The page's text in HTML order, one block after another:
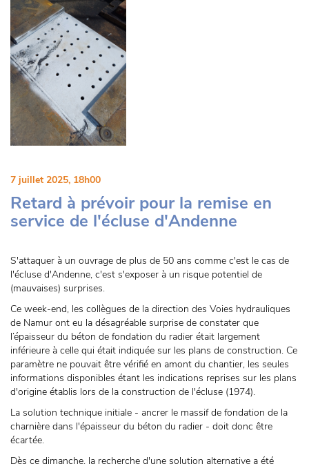
7 juillet 2025, 18h00
Retard à prévoir pour la remise en
service de l'écluse d'Andenne
S'attaquer à un ouvrage de plus de 50 ans comme c'est le cas de
l'écluse d'Andenne, c'est s'exposer à un risque potentiel de
(mauvaises) surprises.
Ce week-end, les collègues de la direction des Voies hydrauliques
de Namur ont eu la désagréable surprise de constater que
l’épaisseur du béton de fondation du radier était largement
inférieure à celle qui était indiquée sur les plans de construction. Ce
paramètre ne pouvait être vérifié en amont du chantier, les seules
informations disponibles étant les indications reprises sur les plans
d'origine établis lors de la construction de l'écluse (1974).
La solution technique initiale - ancrer le massif de fondation de la
charnière dans l'épaisseur du béton du radier - doit donc être
écartée.
Dès ce dimanche, la recherche d'une solution alternative a été